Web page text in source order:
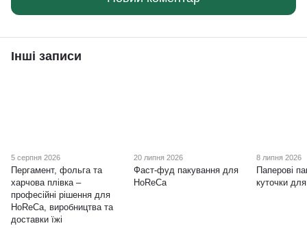
Інші записи
5 серпня 2026
Пергамент, фольга та
харчова плівка –
професійні рішення для
HoReCa, виробництва та
доставки їжі
20 липня 2026
Фаст-фуд пакування для
HoReCa
8 липня 2026
Паперові
куточки